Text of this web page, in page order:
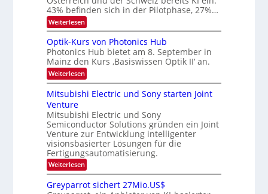
a
r
k
e
W
a
c
h
s
u
i
m
e
r
s
t
e
n
a
-
H
e
r
a
e
u
s
-
S
e
n
a
r
43% befinden sich in der Pilotphase, 27%…
Weiterlesen:
K
-
E
i
n
s
t
n
i
m
m
t
i
n
d
r
Optik-Kurs von Photonics Hub
Photonics Hub bietet am 8. September in
Mainz den Kurs ‚Basiswissen Optik II‘ an.
Weiterlesen:
O
p
t
k
-
K
u
r
s
v
o
n
P
Mitsubishi Electric und Sony starten Joint
Venture
Mitsubishi Electric und Sony
Semiconductor Solutions gründen ein Joint
Venture zur Entwicklung intelligenter
visionsbasierter Lösungen für die
Fertigungsautomatisierung.
Weiterlesen:
M
t
Greyparrot sichert 27Mio.US$